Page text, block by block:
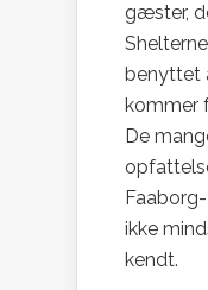
gæster,
benyttet
kommer
De
ikke
kendt.